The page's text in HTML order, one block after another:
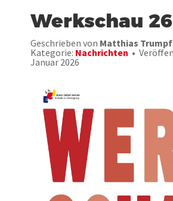
Werkschau 26
Geschrieben von Matthias
Kategorie: Nachrichten
Januar 2026